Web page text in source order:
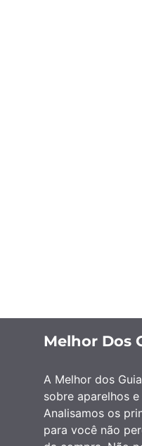
Melhor Dos
A Melhor dos
sobre aparelhos
Analisamos os
para você não